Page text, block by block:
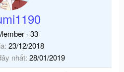
· 33
23/12/2018
nhất 28/01/2019